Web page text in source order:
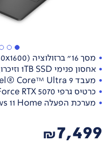
מסך 16" ברזולוציה WQXGA (2560x1600)
אחסון פנימי 1TB SSD וזיכרון 32GB
מעבד Intel® Core™ Ultra 9
כרטיס גרפי NVIDIA GeForce RTX 5070
מערכת הפעלה Windows 11 Home
7,499
₪